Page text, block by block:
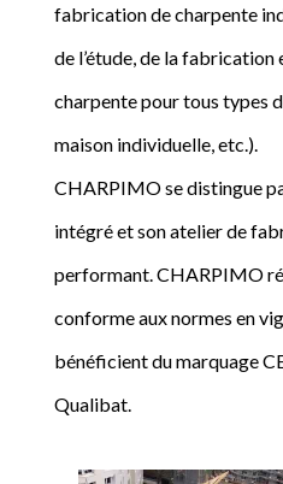
fabrication de charpente
de l’étude, de la fabrication
charpente pour tous types
maison individuelle, etc.).
CHARPIMO se distingue
intégré et son atelier de
performant. CHARPIMO
conforme aux normes en
bénéficient du marquage
Qualibat.